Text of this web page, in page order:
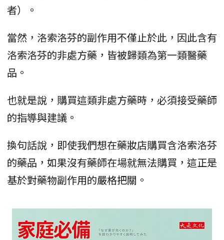
者）。
當然，洛索洛芬的副作用不僅止於此，因此含有
洛索洛芬的非處方藥，皆被歸類為第一類醫藥
品。
也就是說，購買這類非處方藥時，必須接受藥師
的指導與建議。
換句話說，即使我們想在藥妝店購買含洛索洛芬
的藥品，如果沒有藥師在場就無法購買，這正是
基於對藥物副作用的嚴格把關。